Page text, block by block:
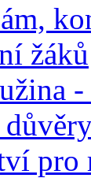
žáků